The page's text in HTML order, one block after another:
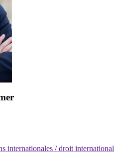
internationales / droit international